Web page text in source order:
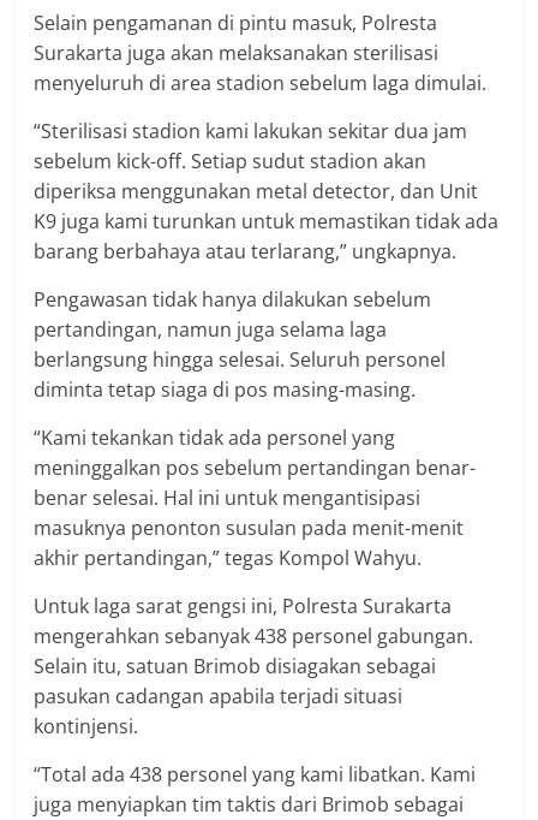
Selain pengamanan di pintu masuk, Polresta
Surakarta juga akan melaksanakan sterilisasi
menyeluruh di area stadion sebelum laga dimulai.
“Sterilisasi stadion kami lakukan sekitar dua jam
sebelum kick-off. Setiap sudut stadion akan
diperiksa menggunakan metal detector, dan Unit
K9 juga kami turunkan untuk memastikan tidak ada
barang berbahaya atau terlarang,” ungkapnya.
Pengawasan tidak hanya dilakukan sebelum
pertandingan, namun juga selama laga
berlangsung hingga selesai. Seluruh personel
diminta tetap siaga di pos masing-masing.
“Kami tekankan tidak ada personel yang
meninggalkan pos sebelum pertandingan benar-
benar selesai. Hal ini untuk mengantisipasi
masuknya penonton susulan pada menit-menit
akhir pertandingan,” tegas Kompol Wahyu.
Untuk laga sarat gengsi ini, Polresta Surakarta
mengerahkan sebanyak 438 personel gabungan.
Selain itu, satuan Brimob disiagakan sebagai
pasukan cadangan apabila terjadi situasi
kontinjensi.
“Total ada 438 personel yang kami libatkan. Kami
juga menyiapkan tim taktis dari Brimob sebagai